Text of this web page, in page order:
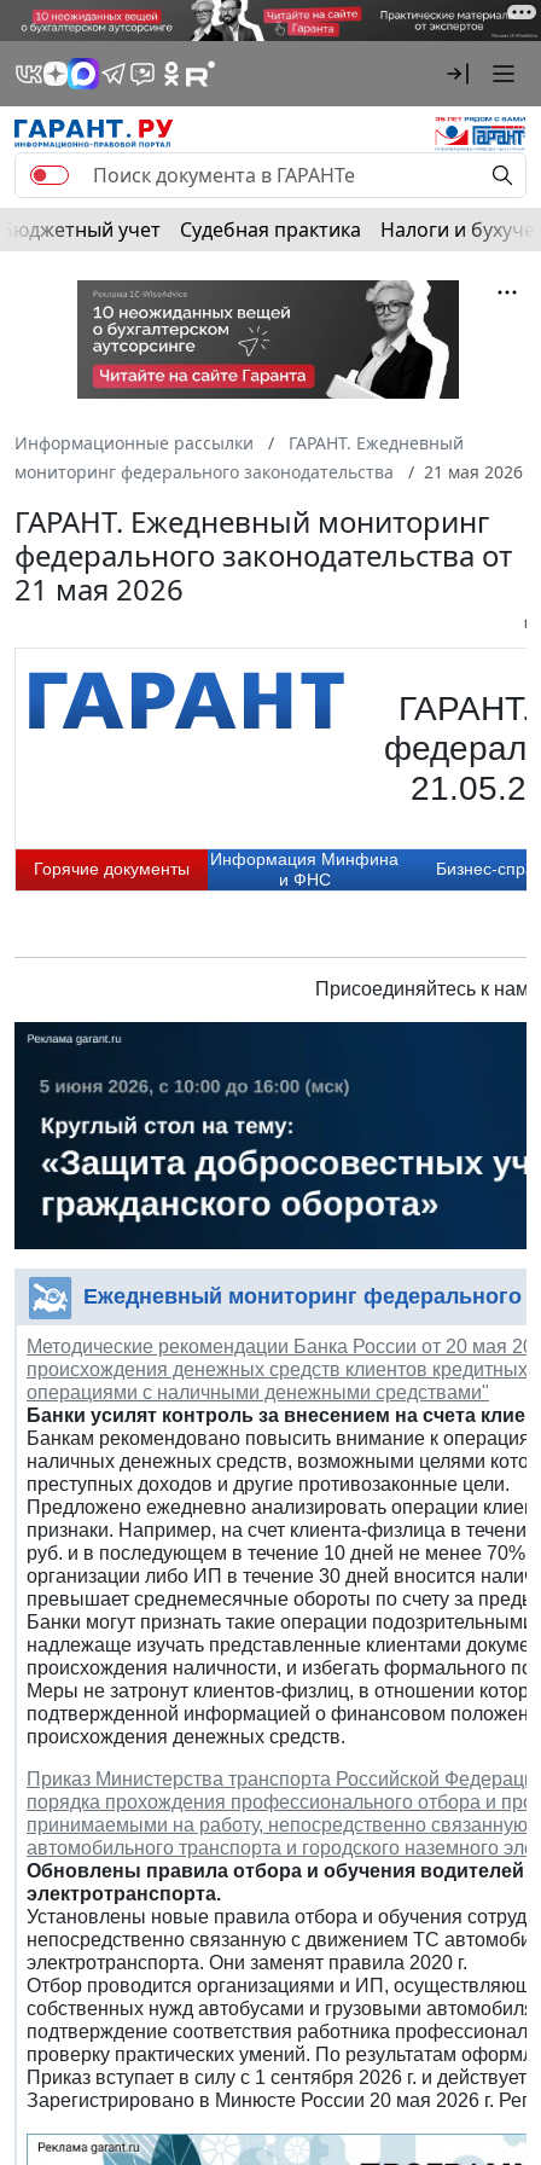
Бюджетный учет Судебная практика Налоги и
Информационные рассылки
ГАРАНТ. Ежедневный
мониторинг федерального законодательства
21 мая 2026
ГАРАНТ. Ежедневный мониторинг
федерального законодательства от
21 мая 2026
ГАРАНТ.
Горячие документы
Информация Минфина
и ФНС
Бизнес-
Присоединяйтесь к нам
Ежедневный мониторинг федерального
Методические рекомендации Банка России от 20 мая
происхождения денежных средств клиентов кредитных
операциями с наличными денежными средствами"
Банки усилят контроль за внесением на счета
Банкам рекомендовано повысить внимание к
наличных денежных средств, возможными целями
преступных доходов и другие противозаконные цели.
Предложено ежедневно анализировать операции
признаки. Например, на счет клиента-физлица в
руб. и в последующем в течение 10 дней не менее 70%
организации либо ИП в течение 30 дней вносится
превышает среднемесячные обороты по счету за
Банки могут признать такие операции
надлежаще изучать представленные клиентами
происхождения наличности, и избегать формального
Меры не затронут клиентов-физлиц, в отношении
подтвержденной информацией о финансовом
происхождения денежных средств.
Приказ Министерства транспорта Российской
порядка прохождения профессионального отбора и
принимаемыми на работу, непосредственно связанную
автомобильного транспорта и городского наземного
Обновлены правила отбора и обучения водителей
электротранспорта.
Установлены новые правила отбора и обучения
непосредственно связанную с движением ТС
электротранспорта. Они заменят правила 2020 г.
Отбор проводится организациями и ИП,
собственных нужд автобусами и грузовыми
подтверждение соответствия работника
проверку практических умений. По результатам
Приказ вступает в силу с 1 сентября 2026 г. и действует
Зарегистрировано в Минюсте России 20 мая 2026 г.